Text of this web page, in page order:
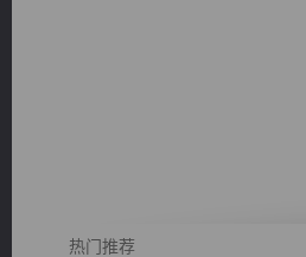
热门推荐